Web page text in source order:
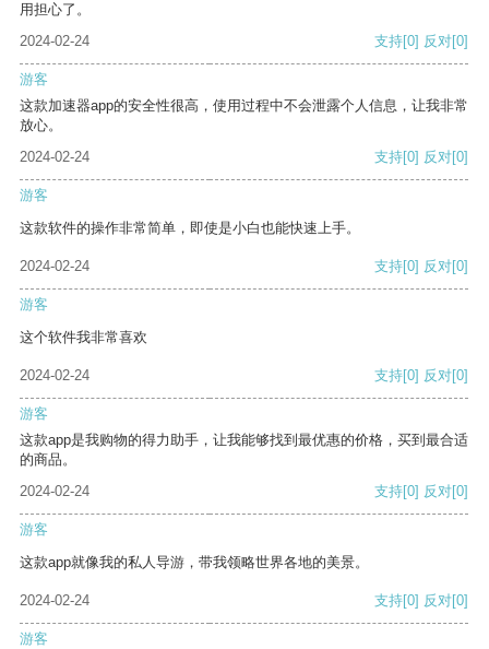
用担心了。
2024-02-24
支持[0] 反对[0]
游客
这款加速器app的安全性很高，使用过程中不会泄露个人信息，让我非常
放心。
2024-02-24
支持[0] 反对[0]
游客
这款软件的操作非常简单，即使是小白也能快速上手。
2024-02-24 支持[0] 反对[0]
游客
这个软件我非常喜欢
2024-02-24 支持[0] 反对[0]
游客
这款app是我购物的得力助手，让我能够找到最优惠的价格，买到最合适
的商品。
2024-02-24
支持[0] 反对[0]
游客
这款app就像我的私人导游，带我领略世界各地的美景。
2024-02-24 支持[0] 反对[0]
游客